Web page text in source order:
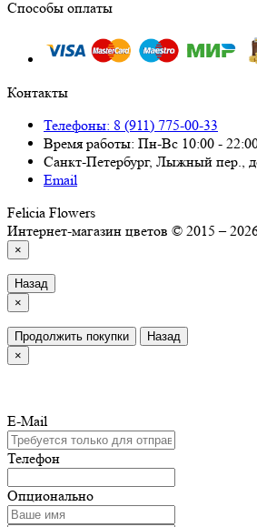
Способы оплаты
Контакты
Телефоны: 8 (911) 775-00-33
Время работы: Пн-Вс 10:00 -
Санкт-Петербург, Лыжный пер.,
Email
Felicia Flowers
Интернет-магазин цветов © 2015 –
×
Назад
×
Продолжить покупки
Назад
×
E-Mail
Телефон
Опционально